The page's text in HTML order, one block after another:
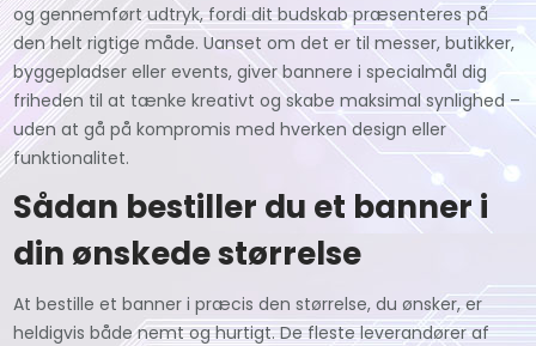
og gennemført udtryk, fordi dit budskab præsenteres på
den helt rigtige måde. Uanset om det er til messer, butikker,
byggepladser eller events, giver bannere i specialmål dig
friheden til at tænke kreativt og skabe maksimal synlighed –
uden at gå på kompromis med hverken design eller
funktionalitet.
Sådan bestiller du et banner i
din ønskede størrelse
At bestille et banner i præcis den størrelse, du ønsker, er
heldigvis både nemt og hurtigt. De fleste leverandører af